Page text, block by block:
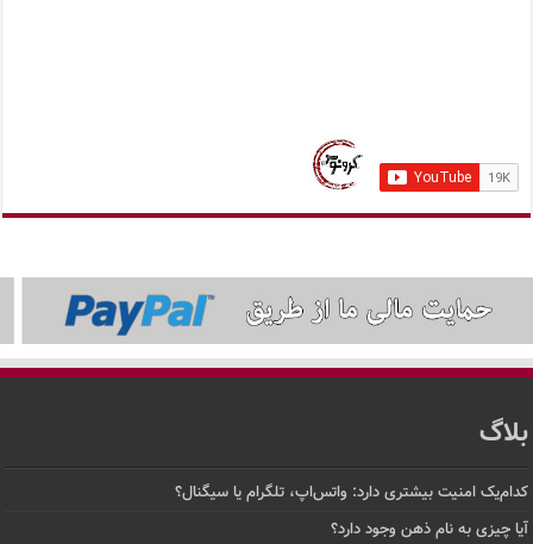
بلاگ
کدام‌یک امنیت بیشتری دارد: واتس‌اپ، تلگرام یا سیگنال؟
آیا چیزی به نام ذهن وجود دارد؟